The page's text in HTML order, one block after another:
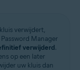
verwijdert,
Manager
verwijderd.
op een later
uw kluis dan